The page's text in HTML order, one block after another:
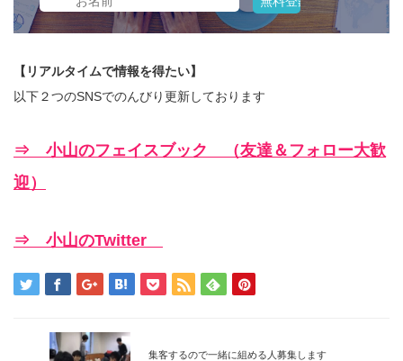
【リアルタイムで情報を得たい】
以下２つのSNSでのんびり更新しております
⇒ 小山のフェイスブック （友達＆フォロー大歓
迎）
⇒ 小山のTwitter
集客するので一緒に組める人募集します